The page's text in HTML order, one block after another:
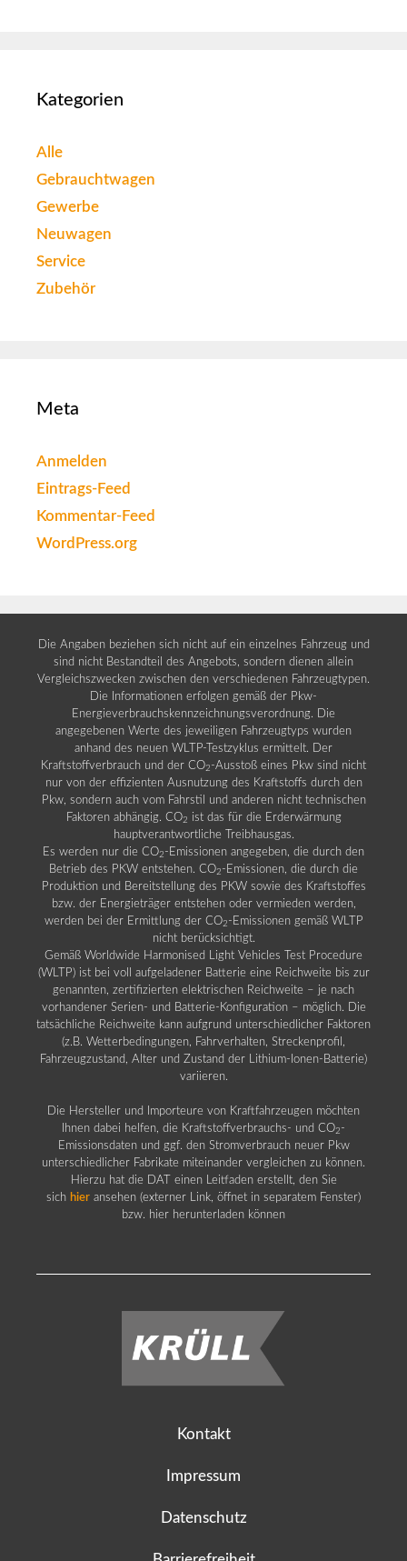
Kategorien
Alle
Gebrauchtwagen
Gewerbe
Neuwagen
Service
Zubehör
Meta
Anmelden
Eintrags-Feed
Kommentar-Feed
WordPress.org
Die Angaben beziehen sich nicht auf ein einzelnes Fahrzeug und
sind nicht Bestandteil des Angebots, sondern dienen allein
Vergleichszwecken zwischen den verschiedenen Fahrzeugtypen.
Die Informationen erfolgen gemäß der Pkw-
Energieverbrauchskennzeichnungsverordnung. Die
angegebenen Werte des jeweiligen Fahrzeugtyps wurden
anhand des neuen WLTP-Testzyklus ermittelt. Der
Kraftstoffverbrauch und der CO2 -Ausstoß eines Pkw sind nicht
nur von der effizienten Ausnutzung des Kraftstoffs durch den
Pkw, sondern auch vom Fahrstil und anderen nicht technischen
Faktoren abhängig. CO2 ist das für die Erderwärmung
hauptverantwortliche Treibhausgas.
Es werden nur die CO2 -Emissionen angegeben, die durch den
Betrieb des PKW entstehen. CO2 -Emissionen, die durch die
Produktion und Bereitstellung des PKW sowie des Kraftstoffes
bzw. der Energieträger entstehen oder vermieden werden,
werden bei der Ermittlung der CO2 -Emissionen gemäß WLTP
nicht berücksichtigt.
Gemäß Worldwide Harmonised Light Vehicles Test Procedure
(WLTP) ist bei voll aufgeladener Batterie eine Reichweite bis zur
genannten, zertifizierten elektrischen Reichweite – je nach
vorhandener Serien- und Batterie-Konfiguration – möglich. Die
tatsächliche Reichweite kann aufgrund unterschiedlicher Faktoren
(z.B. Wetterbedingungen, Fahrverhalten, Streckenprofil,
Fahrzeugzustand, Alter und Zustand der Lithium-Ionen-Batterie)
variieren.
Die Hersteller und Importeure von Kraftfahrzeugen möchten
Ihnen dabei helfen, die Kraftstoffverbrauchs- und CO2 -
Emissionsdaten und ggf. den Stromverbrauch neuer Pkw
unterschiedlicher Fabrikate miteinander vergleichen zu können.
Hierzu hat die DAT einen Leitfaden erstellt, den Sie
sich hier ansehen (externer Link, öffnet in separatem Fenster)
bzw. hier herunterladen können
Kontakt
Impressum
Datenschutz